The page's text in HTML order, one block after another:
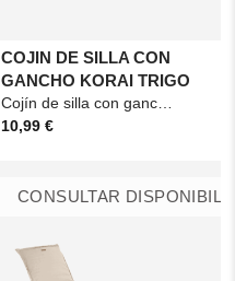
COJIN DE SILLA CON
GANCHO KORAI TRIGO
10,99 €
CONSULTAR